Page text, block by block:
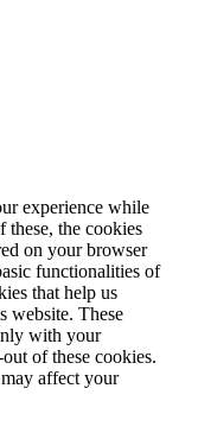
experience while
these, the cookies
on your browser
functionalities of
that help us
website. These
with your
of these cookies.
affect your